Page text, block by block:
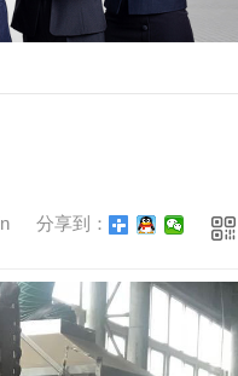
拉弯-200X150方铝材
工字钢加工
分享到：